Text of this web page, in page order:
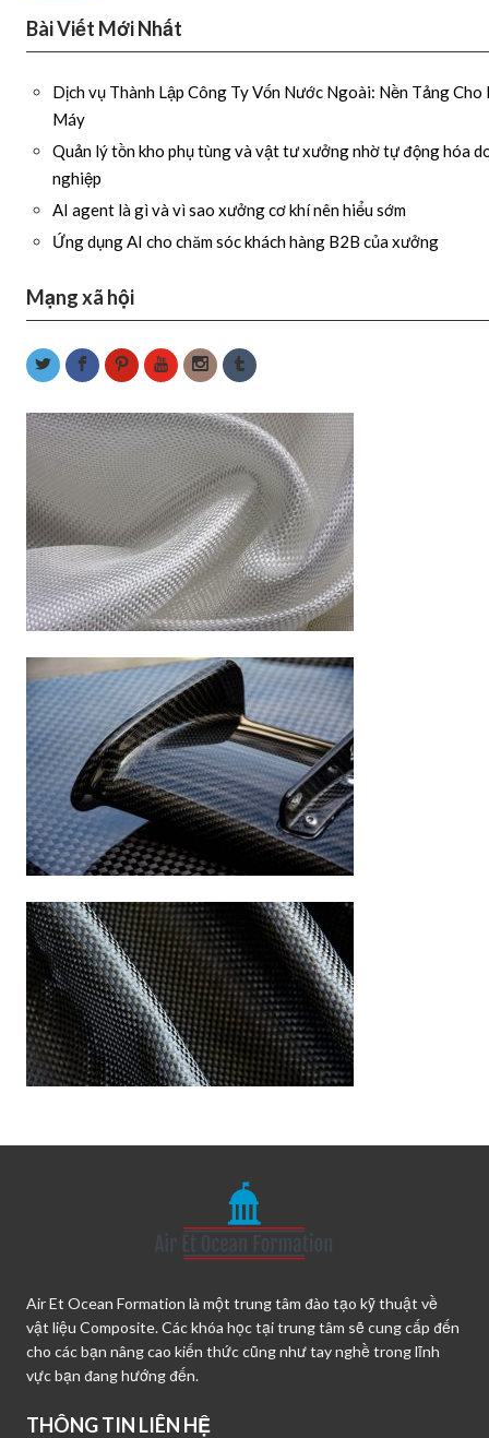
Bài Viết Mới Nhất
Dịch vụ Thành Lập Công Ty Vốn Nước Ngoài: Nền Tảng Cho
Máy
Quản lý tồn kho phụ tùng và vật tư xưởng nhờ tự động hóa
nghiệp
AI agent là gì và vì sao xưởng cơ khí nên hiểu sớm
Ứng dụng AI cho chăm sóc khách hàng B2B của xưởng
Mạng xã hội
Air Et Ocean Formation là một trung tâm đào tạo kỹ thuật về
vật liệu Composite. Các khóa học tại trung tâm sẽ cung cấp đến
cho các bạn nâng cao kiến thức cũng như tay nghề trong lĩnh
vực bạn đang hướng đến.
THÔNG TIN LIÊN HỆ